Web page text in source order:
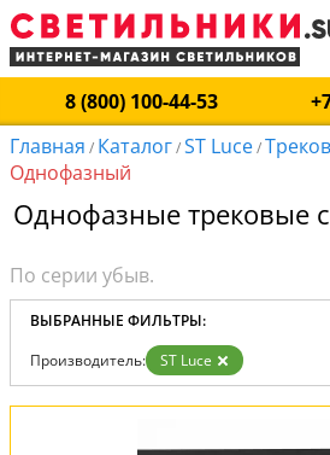
8 (800) 100-44-53
Главная / Каталог/ST Luce/
Однофазный
Однофазные трековые
ВЫБРАННЫЕ ФИЛЬТРЫ:
Производитель:
ST Luce
Тип шинопровода:
Однофазный